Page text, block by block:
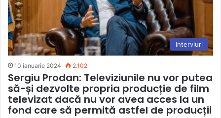
Interviuri
10 ianuarie 2024 2.102
Sergiu Prodan: Televiziunile nu vor putea
să-și dezvolte propria producție de film
televizat dacă nu vor avea acces la un
fond care să permită astfel de producții